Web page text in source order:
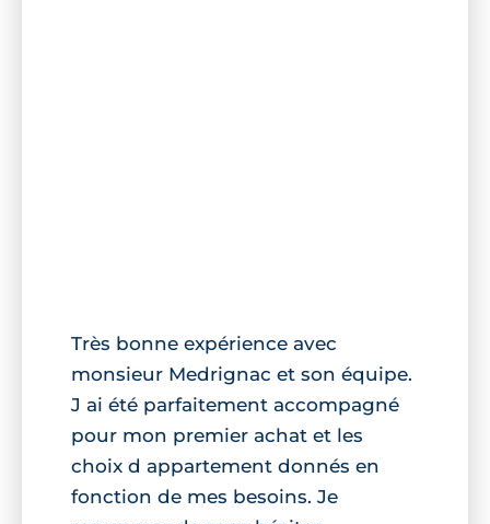
Très bonne expérience avec
monsieur Medrignac et son équipe.
J ai été parfaitement accompagné
pour mon premier achat et les
choix d appartement donnés en
fonction de mes besoins. Je